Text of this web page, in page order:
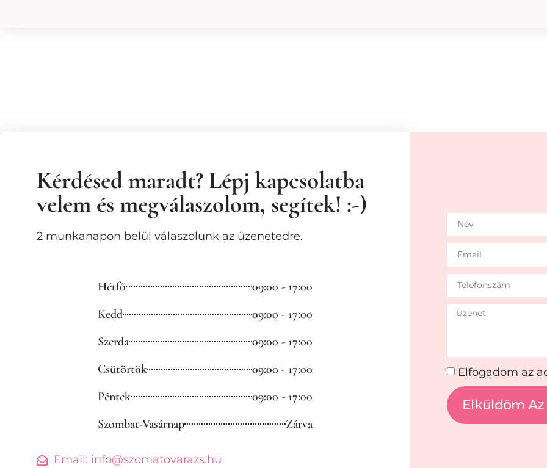
Kérdésed maradt? Lépj kapcsolatba
velem és megválaszolom, segítek! :-)
2 munkanapon belül válaszolunk az üzenetedre.
Hétfő
09:00 - 17:00
Kedd
09:00 - 17:00
Szerda
09:00 - 17:00
Csütörtök
09:00 - 17:00
Péntek
09:00 - 17:00
Szombat-Vasárnap
Zárva
Email: info@szomatovarazs.hu
Elfogadom az
Elküldöm